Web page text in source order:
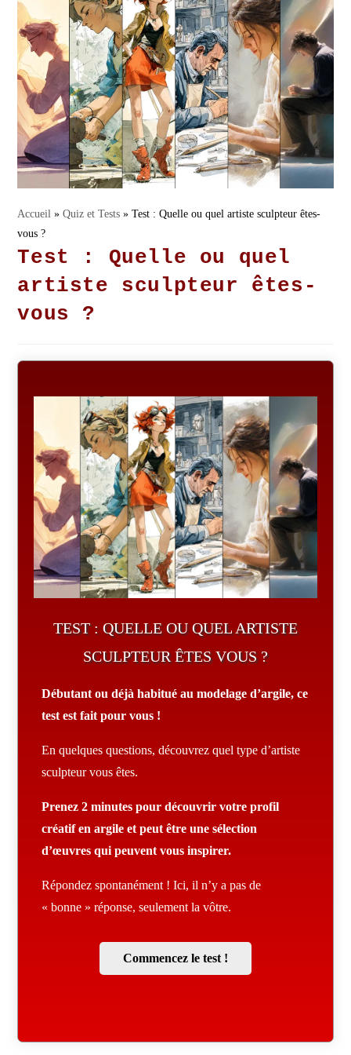
Accueil »Quiz et Tests »Test : Quelle ou quel artiste sculpteur êtes-
vous ?
Test : Quelle ou quel
artiste sculpteur êtes-
vous ?
TEST : QUELLE OU QUEL ARTISTE
SCULPTEUR ÊTES VOUS ?
Débutant ou déjà habitué au modelage d’argile, ce
test est fait pour vous !
En quelques questions, découvrez quel type d’artiste
sculpteur vous êtes.
Prenez 2 minutes pour découvrir votre profil
créatif en argile et peut être une sélection
d’œuvres qui peuvent vous inspirer.
Répondez spontanément ! Ici, il n’y a pas de
« bonne » réponse, seulement la vôtre.